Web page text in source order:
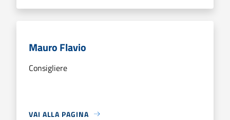
Mauro Flavio
Consigliere
VAI ALLA PAGINA